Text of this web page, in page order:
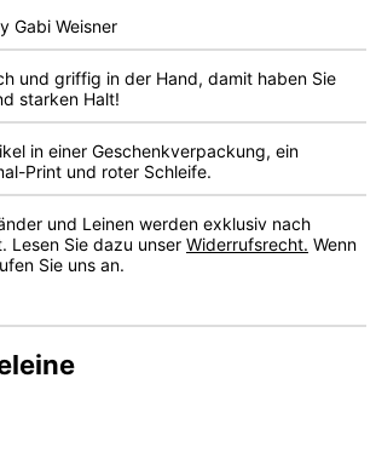
Gabi Weisner
und griffig in der Hand, damit haben Sie
starken Halt!
in einer Geschenkverpackung, ein
Print und roter Schleife.
und Leinen werden exklusiv nach
Lesen Sie dazu unser Widerrufsrecht. Wenn
Sie uns an.